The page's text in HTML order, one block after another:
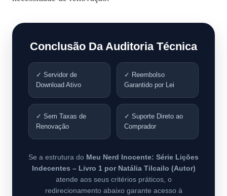
Conclusão Da Auditoria Técnica
✓ Servidor de
Download Ativo
✓ Reembolso
Garantido por Lei
✓ Sem Taxas de
Renovação
✓ Suporte Direto ao
Comprador
Se a estrutura do Meu Nerd Inocente: Série Lições
Indecentes – Livro 1 por Natália Tilcailo (Autor)
atende aos seus critérios práticos, o
redirecionamento abaixo garante acesso à